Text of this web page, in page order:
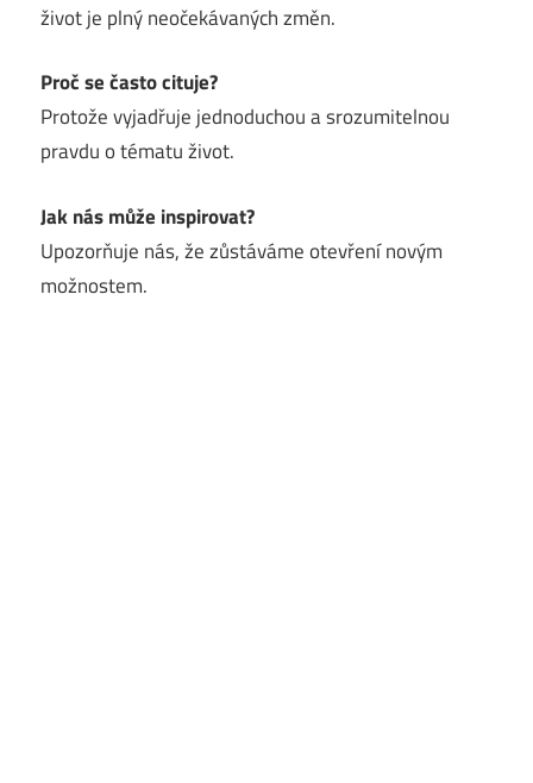
život je plný neočekávaných změn.
Proč se často cituje?
Protože vyjadřuje jednoduchou a srozumitelnou
pravdu o tématu život.
Jak nás může inspirovat?
Upozorňuje nás, že zůstáváme otevření novým
možnostem.